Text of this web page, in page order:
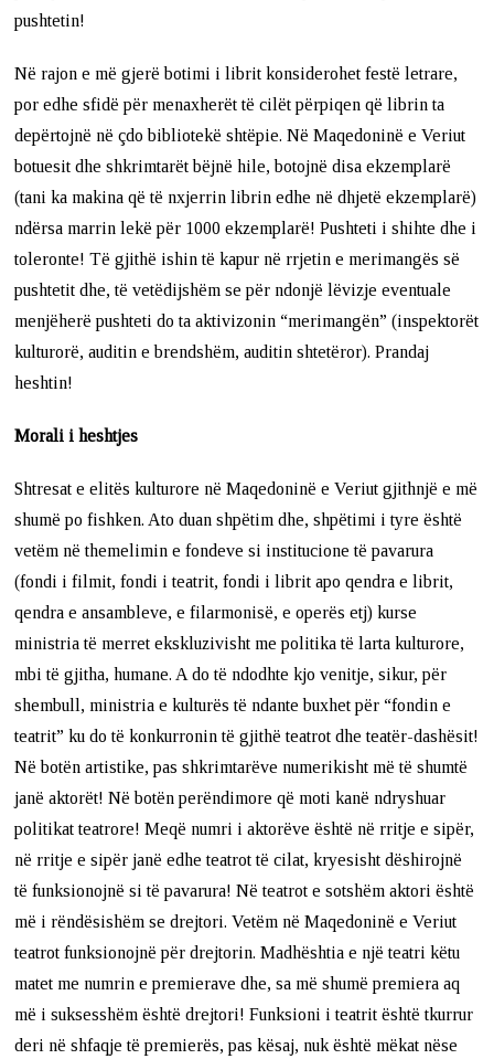
pushtetin!
Në rajon e më gjerë botimi i librit konsiderohet festë letrare,
por edhe sfidë për menaxherët të cilët përpiqen që librin ta
depërtojnë në çdo bibliotekë shtëpie. Në Maqedoninë e Veriut
botuesit dhe shkrimtarët bëjnë hile, botojnë disa ekzemplarë
(tani ka makina që të nxjerrin librin edhe në dhjetë ekzemplarë)
ndërsa marrin lekë për 1000 ekzemplarë! Pushteti i shihte dhe i
toleronte! Të gjithë ishin të kapur në rrjetin e merimangës së
pushtetit dhe, të vetëdijshëm se për ndonjë lëvizje eventuale
menjëherë pushteti do ta aktivizonin “merimangën” (inspektorët
kulturorë, auditin e brendshëm, auditin shtetëror). Prandaj
heshtin!
Morali i heshtjes
Shtresat e elitës kulturore në Maqedoninë e Veriut gjithnjë e më
shumë po fishken. Ato duan shpëtim dhe, shpëtimi i tyre është
vetëm në themelimin e fondeve si institucione të pavarura
(fondi i filmit, fondi i teatrit, fondi i librit apo qendra e librit,
qendra e ansambleve, e filarmonisë, e operës etj) kurse
ministria të merret ekskluzivisht me politika të larta kulturore,
mbi të gjitha, humane. A do të ndodhte kjo venitje, sikur, për
shembull, ministria e kulturës të ndante buxhet për “fondin e
teatrit” ku do të konkurronin të gjithë teatrot dhe teatër-dashësit!
Në botën artistike, pas shkrimtarëve numerikisht më të shumtë
janë aktorët! Në botën perëndimore që moti kanë ndryshuar
politikat teatrore! Meqë numri i aktorëve është në rritje e sipër,
në rritje e sipër janë edhe teatrot të cilat, kryesisht dëshirojnë
të funksionojnë si të pavarura! Në teatrot e sotshëm aktori është
më i rëndësishëm se drejtori. Vetëm në Maqedoninë e Veriut
teatrot funksionojnë për drejtorin. Madhështia e një teatri këtu
matet me numrin e premierave dhe, sa më shumë premiera aq
më i suksesshëm është drejtori! Funksioni i teatrit është tkurrur
deri në shfaqje të premierës, pas kësaj, nuk është mëkat nëse